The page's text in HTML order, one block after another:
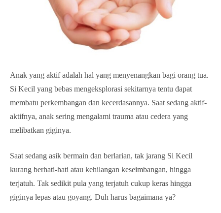
Anak yang aktif adalah hal yang menyenangkan bagi orang tua.
Si Kecil yang bebas mengeksplorasi sekitarnya tentu dapat
membatu perkembangan dan kecerdasannya. Saat sedang aktif-
aktifnya, anak sering mengalami trauma atau cedera yang
melibatkan giginya.
Saat sedang asik bermain dan berlarian, tak jarang Si Kecil
kurang berhati-hati atau kehilangan keseimbangan, hingga
terjatuh. Tak sedikit pula yang terjatuh cukup keras hingga
giginya lepas atau goyang. Duh harus bagaimana ya?